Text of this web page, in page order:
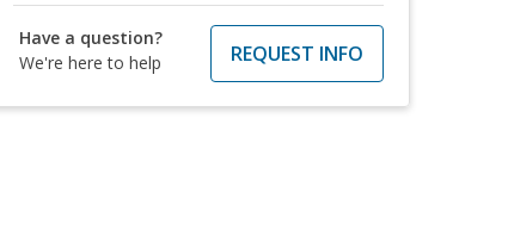
Have a question?
We're here to help
REQUEST INFO